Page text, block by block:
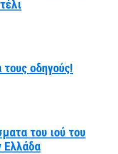
τους οδηγούς!
του ιού του
Ελλάδα